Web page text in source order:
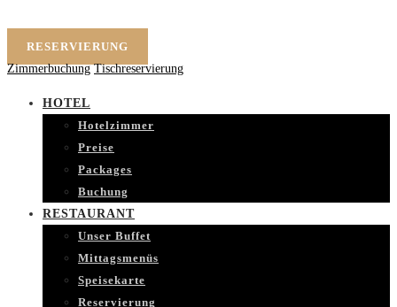
RESERVIERUNG
Zimmerbuchung Tischreservierung
HOTEL
Hotelzimmer
Preise
Packages
Buchung
RESTAURANT
Unser Buffet
Mittagsmenüs
Speisekarte
Reservierung